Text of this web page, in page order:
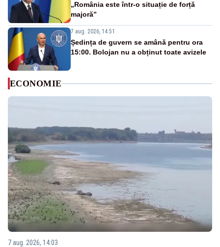
„România este într-o situație de forță
majoră”
7 aug. 2026, 14:51
Ședința de guvern se amână pentru ora
15:00. Bolojan nu a obținut toate avizele
ECONOMIE
7 aug. 2026, 14:03